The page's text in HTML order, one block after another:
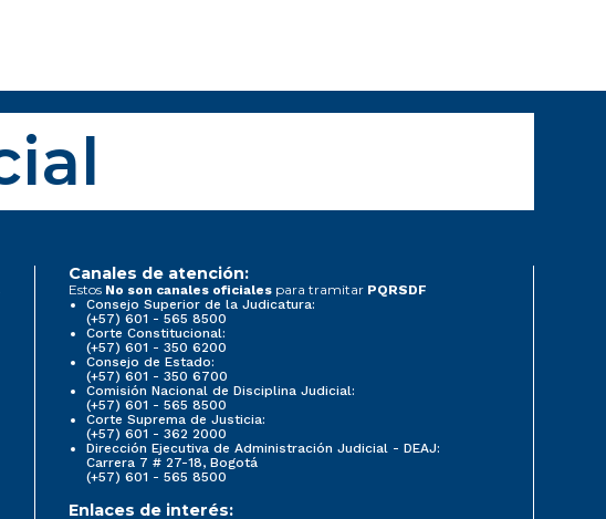
Canales de atención:
Estos No son canales oficiales para tramitar PQRSDF
Consejo Superior de la Judicatura:
(+57) 601 - 565 8500
Corte Constitucional:
(+57) 601 - 350 6200
Consejo de Estado:
(+57) 601 - 350 6700
Comisión Nacional de Disciplina Judicial:
(+57) 601 - 565 8500
Corte Suprema de Justicia:
(+57) 601 - 362 2000
Dirección Ejecutiva de Administración Judicial - DEAJ:
Carrera 7 # 27-18, Bogotá
(+57) 601 - 565 8500
Enlaces de interés: